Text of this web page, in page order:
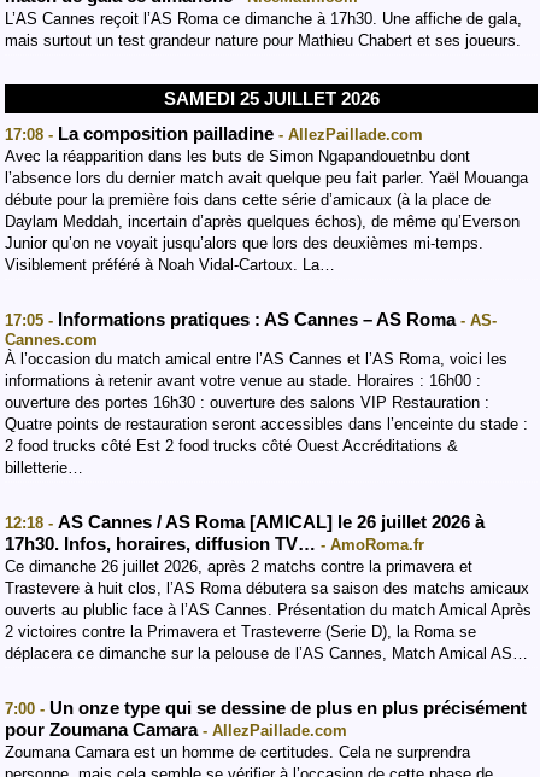
L’AS Cannes reçoit l’AS Roma ce dimanche à 17h30. Une affiche de gala,
mais surtout un test grandeur nature pour Mathieu Chabert et ses joueurs.
SAMEDI 25 JUILLET 2026
17:08 - La composition pailladine - AllezPaillade.com
Avec la réapparition dans les buts de Simon Ngapandouetnbu dont
l’absence lors du dernier match avait quelque peu fait parler. Yaël Mouanga
débute pour la première fois dans cette série d’amicaux (à la place de
Daylam Meddah, incertain d’après quelques échos), de même qu’Everson
Junior qu’on ne voyait jusqu’alors que lors des deuxièmes mi-temps.
Visiblement préféré à Noah Vidal-Cartoux. La…
17:05 - Informations pratiques : AS Cannes – AS Roma - AS-
Cannes.com
À l’occasion du match amical entre l’AS Cannes et l’AS Roma, voici les
informations à retenir avant votre venue au stade. Horaires : 16h00 :
ouverture des portes 16h30 : ouverture des salons VIP Restauration :
Quatre points de restauration seront accessibles dans l’enceinte du stade :
2 food trucks côté Est 2 food trucks côté Ouest Accréditations &
billetterie…
12:18 - AS Cannes / AS Roma [AMICAL] le 26 juillet 2026 à
17h30. Infos, horaires, diffusion TV… - AmoRoma.fr
Ce dimanche 26 juillet 2026, après 2 matchs contre la primavera et
Trastevere à huit clos, l’AS Roma débutera sa saison des matchs amicaux
ouverts au plublic face à l’AS Cannes. Présentation du match Amical Après
2 victoires contre la Primavera et Trasteverre (Serie D), la Roma se
déplacera ce dimanche sur la pelouse de l’AS Cannes, Match Amical AS…
7:00 - Un onze type qui se dessine de plus en plus précisément
pour Zoumana Camara - AllezPaillade.com
Zoumana Camara est un homme de certitudes. Cela ne surprendra